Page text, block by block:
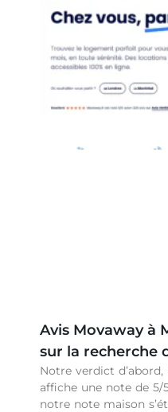
Avis Movaway à
sur la recherche
Notre verdict
affiche une note de 5/
notre note maison